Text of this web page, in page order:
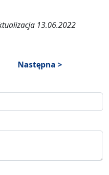
13.06.2022
Następna >